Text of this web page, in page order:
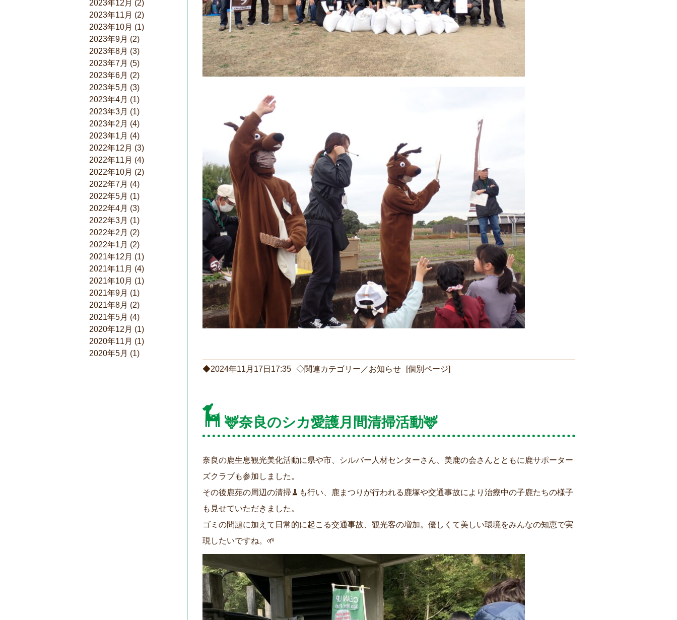
2023年12月 (2)
2023年11月 (2)
2023年10月 (1)
2023年9月 (2)
2023年8月 (3)
2023年7月 (5)
2023年6月 (2)
2023年5月 (3)
2023年4月 (1)
2023年3月 (1)
2023年2月 (4)
2023年1月 (4)
2022年12月 (3)
2022年11月 (4)
2022年10月 (2)
2022年7月 (4)
2022年5月 (1)
2022年4月 (3)
2022年3月 (1)
2022年2月 (2)
2022年1月 (2)
2021年12月 (1)
2021年11月 (4)
2021年10月 (1)
2021年9月 (1)
2021年8月 (2)
2021年5月 (4)
2020年12月 (1)
2020年11月 (1)
2020年5月 (1)
◆2024年11月17日17:35 ◇関連カテゴリー／お知らせ [個別ページ]
🦌奈良のシカ愛護月間清掃活動🦌
奈良の鹿生息観光美化活動に県や市、シルバー人材センターさん、美鹿の会さんとともに鹿サポーター
ズクラブも参加しました。
その後鹿苑の周辺の清掃🧹も行い、鹿まつりが行われる鹿塚や交通事故により治療中の子鹿たちの様子
も見せていただきました。
ゴミの問題に加えて日常的に起こる交通事故、観光客の増加。優しくて美しい環境をみんなの知恵で実
現したいですね。🌱